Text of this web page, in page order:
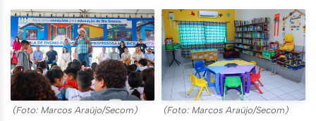
(Foto: Marcos Araújo/Secom) (Foto: Marcos Araújo/Secom)